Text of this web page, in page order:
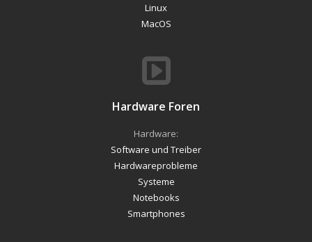
Linux
MacOS
Hardware Foren
Hardware:
Software und Treiber
Hardwareprobleme
Systeme
Notebooks
Smartphones